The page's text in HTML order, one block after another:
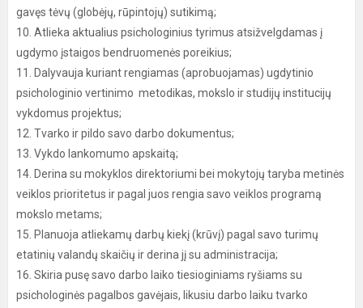
gavęs tėvų (globėjų, rūpintojų) sutikimą;
10. Atlieka aktualius psichologinius tyrimus atsižvelgdamas į
ugdymo įstaigos bendruomenės poreikius;
11. Dalyvauja kuriant rengiamas (aprobuojamas) ugdytinio
psichologinio vertinimo metodikas, mokslo ir studijų institucijų
vykdomus projektus;
12. Tvarko ir pildo savo darbo dokumentus;
13. Vykdo lankomumo apskaitą;
14. Derina su mokyklos direktoriumi bei mokytojų taryba metinės
veiklos prioritetus ir pagal juos rengia savo veiklos programą
mokslo metams;
15. Planuoja atliekamų darbų kiekį (krūvį) pagal savo turimų
etatinių valandų skaičių ir derina jį su administracija;
16. Skiria pusę savo darbo laiko tiesioginiams ryšiams su
psichologinės pagalbos gavėjais, likusiu darbo laiku tvarko